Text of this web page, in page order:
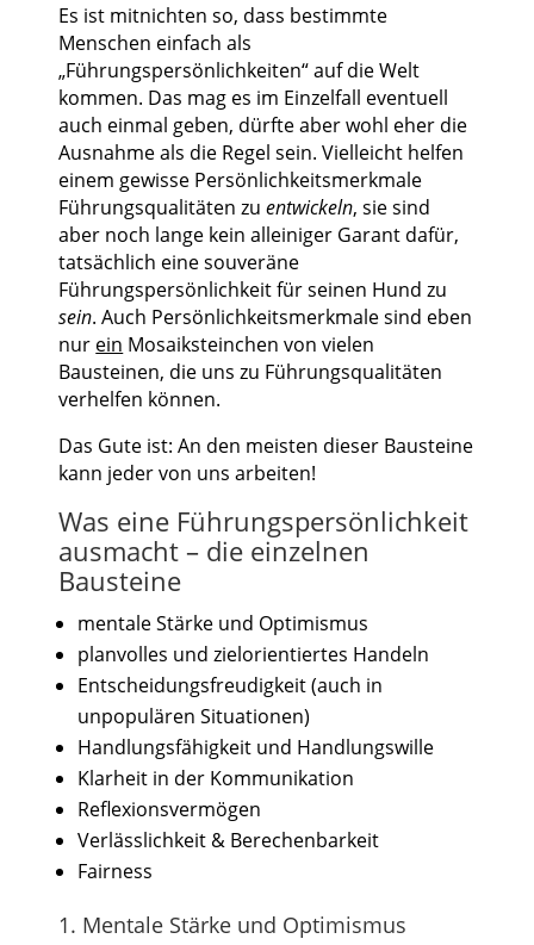
Es ist mitnichten so, dass bestimmte
Menschen einfach als
„Führungspersönlichkeiten“ auf die Welt
kommen. Das mag es im Einzelfall eventuell
auch einmal geben, dürfte aber wohl eher die
Ausnahme als die Regel sein. Vielleicht helfen
einem gewisse Persönlichkeitsmerkmale
Führungsqualitäten zuentwickeln, sie sind
aber noch lange kein alleiniger Garant dafür,
tatsächlich eine souveräne
Führungspersönlichkeit für seinen Hund zu
sein. Auch Persönlichkeitsmerkmale sind eben
nur ein Mosaiksteinchen von vielen
Bausteinen, die uns zu Führungsqualitäten
verhelfen können.
Das Gute ist: An den meisten dieser Bausteine
kann jeder von uns arbeiten!
Was eine Führungspersönlichkeit
ausmacht – die einzelnen
Bausteine
mentale Stärke und Optimismus
planvolles und zielorientiertes Handeln
Entscheidungsfreudigkeit (auch in
unpopulären Situationen)
Handlungsfähigkeit und Handlungswille
Klarheit in der Kommunikation
Reflexionsvermögen
Verlässlichkeit & Berechenbarkeit
Fairness
1. Mentale Stärke und Optimismus